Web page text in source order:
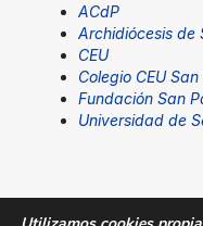
ACdP
Archidiócesis de
CEU
Colegio CEU
Fundación San
Universidad de